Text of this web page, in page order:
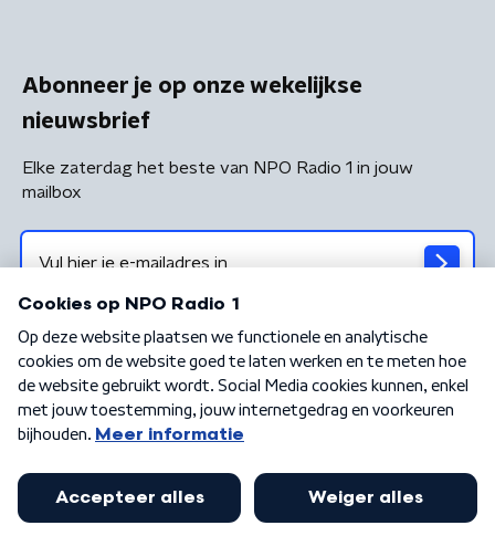
Abonneer je op onze wekelijkse
nieuwsbrief
Elke zaterdag het beste van NPO Radio 1 in jouw
mailbox
Algemene voorwaarden